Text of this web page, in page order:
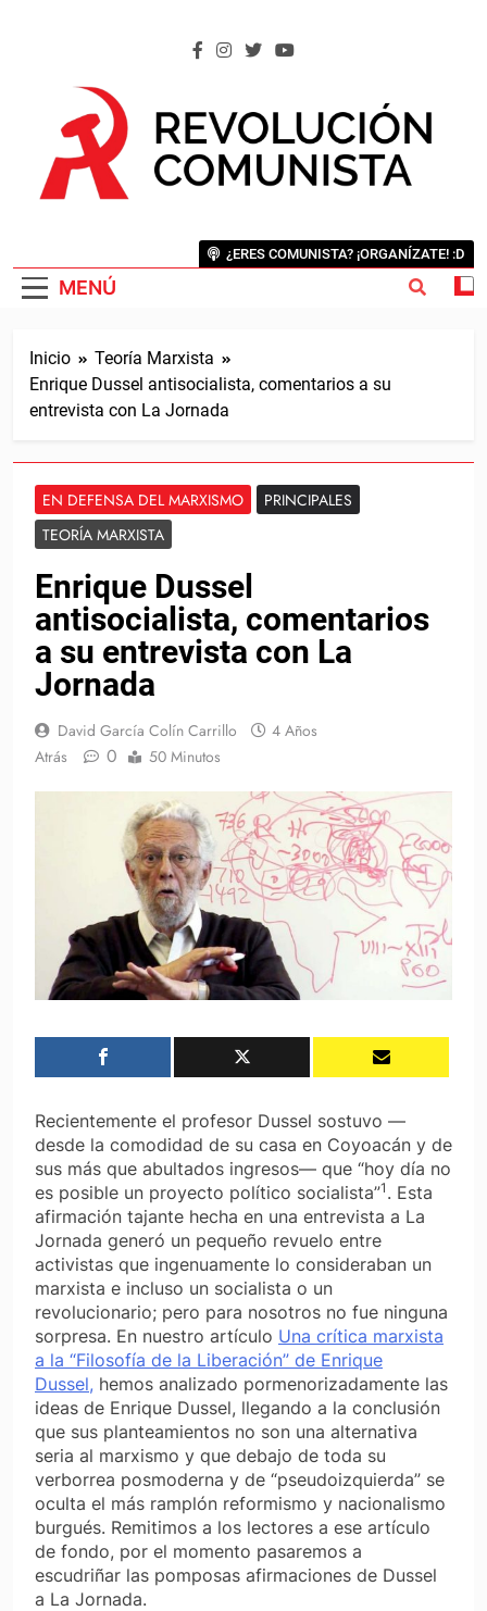
MENÚ
¿ERES COMUNISTA? ¡ORGANÍZATE! :D
Inicio
Teoría Marxista
Enrique Dussel antisocialista, comentarios a su
entrevista con La Jornada
EN DEFENSA DEL MARXISMO
PRINCIPALES
TEORÍA MARXISTA
Enrique Dussel
antisocialista, comentarios
a su entrevista con La
Jornada
David García Colín Carrillo
4 Años
Atrás
0 50 Minutos
Recientemente el profesor Dussel sostuvo —
desde la comodidad de su casa en Coyoacán y de
sus más que abultados ingresos— que “hoy día no
es posible un proyecto político socialista”1 . Esta
afirmación tajante hecha en una entrevista a La
Jornada generó un pequeño revuelo entre
activistas que ingenuamente lo consideraban un
marxista e incluso un socialista o un
revolucionario; pero para nosotros no fue ninguna
sorpresa. En nuestro artículo Una crítica marxista
a la “Filosofía de la Liberación” de Enrique
Dussel, hemos analizado pormenorizadamente las
ideas de Enrique Dussel, llegando a la conclusión
que sus planteamientos no son una alternativa
seria al marxismo y que debajo de toda su
verborrea posmoderna y de “pseudoizquierda” se
oculta el más ramplón reformismo y nacionalismo
burgués. Remitimos a los lectores a ese artículo
de fondo, por el momento pasaremos a
escudriñar las pomposas afirmaciones de Dussel
a La Jornada.